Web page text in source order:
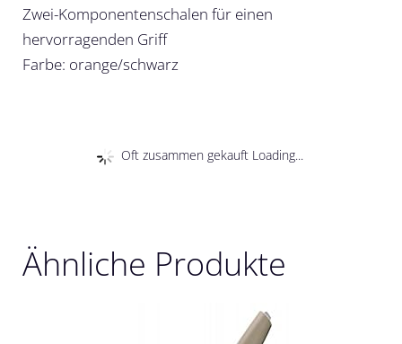
Zwei-Komponentenschalen für einen
hervorragenden Griff
Farbe: orange/schwarz
Oft zusammen gekauft Loading...
Ähnliche Produkte